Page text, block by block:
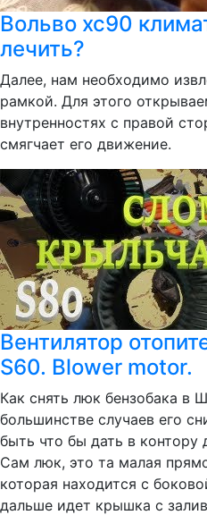
Вольво хс90
лечить?
Далее, нам необходимо
рамкой. Для этого
внутренностях с правой
смягчает его движение.
Вентилятор
S60. Blower motor.
Как снять люк бензобака в
большинстве случаев его
быть что бы дать в контору
Сам люк, это та малая
которая находится с
дальше идет крышка с